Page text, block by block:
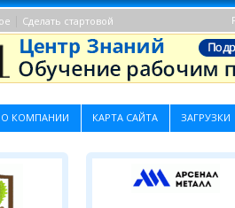
Сделать стартовой
О КОМПАНИИ КАРТА САЙТА ЗАГРУЗКИ